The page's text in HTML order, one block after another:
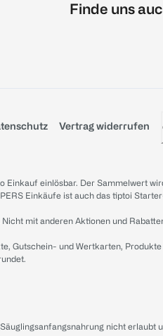
Finde uns
Vertrag widerrufen
Einkauf einlösbar. Der Sammelwert
Einkäufe ist auch das tiptoi
mit anderen Aktionen und
Gutschein- und Wertkarten,
nicht erlaubt